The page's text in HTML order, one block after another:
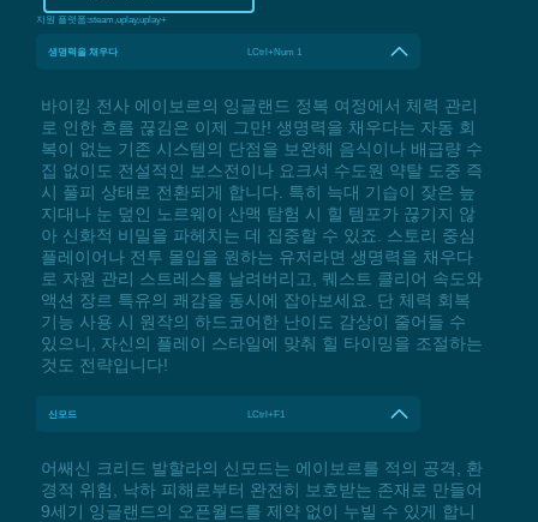
지원 플랫폼:steam,uplay,uplay+
생명력을 채우다 LCtrl+Num 1
바이킹 전사 에이보르의 잉글랜드 정복 여정에서 체력 관리
로 인한 흐름 끊김은 이제 그만! 생명력을 채우다는 자동 회
복이 없는 기존 시스템의 단점을 보완해 음식이나 배급량 수
집 없이도 전설적인 보스전이나 요크셔 수도원 약탈 도중 즉
시 풀피 상태로 전환되게 합니다. 특히 늑대 기습이 잦은 늪
지대나 눈 덮인 노르웨이 산맥 탐험 시 힐 템포가 끊기지 않
아 신화적 비밀을 파헤치는 데 집중할 수 있죠. 스토리 중심
플레이어나 전투 몰입을 원하는 유저라면 생명력을 채우다
로 자원 관리 스트레스를 날려버리고, 퀘스트 클리어 속도와
액션 장르 특유의 쾌감을 동시에 잡아보세요. 단 체력 회복
기능 사용 시 원작의 하드코어한 난이도 감상이 줄어들 수
있으니, 자신의 플레이 스타일에 맞춰 힐 타이밍을 조절하는
것도 전략입니다!
신모드 LCtrl+F1
어쌔신 크리드 발할라의 신모드는 에이보르를 적의 공격, 환
경적 위험, 낙하 피해로부터 완전히 보호받는 존재로 만들어
9세기 잉글랜드의 오픈월드를 제약 없이 누빌 수 있게 합니